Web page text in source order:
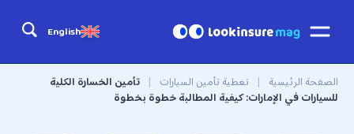
English
الصفحة الرئيسية | تغطية تأمين السيارات | تأمين الخسارة الكلية
للسيارات في الإمارات: كيفية المطالبة خطوة بخطوة